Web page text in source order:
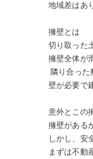
地域差はあ
擁壁とは
切り取った
擁壁全体が
隣り合っ
壁が必要で
意外とこの
擁壁がある
しかし、安
まずは不動